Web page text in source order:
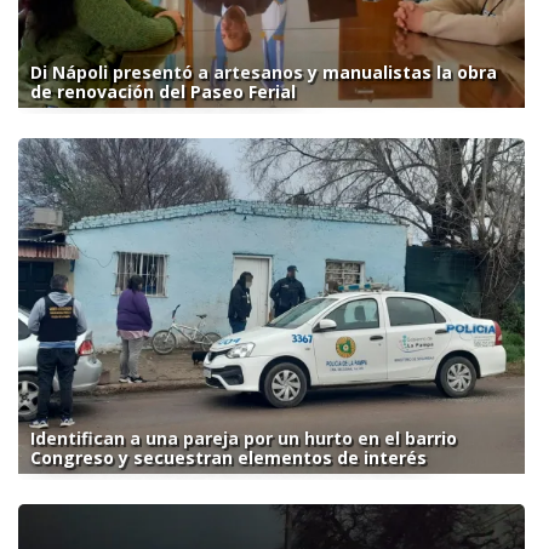
Di Nápoli presentó a artesanos y manualistas la obra
de renovación del Paseo Ferial
Identifican a una pareja por un hurto en el barrio
Congreso y secuestran elementos de interés